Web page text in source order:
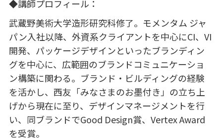
◆講師プロフィール：
武蔵野美術大学造形研究科修了。モメンタム ジャ
パン入社以降、外資系クライアントを中心にCI、 VI
開発、パッケージデザインといったブランディン
グを中心に、広範囲のブランドコミュニケーショ
ン構築に関わる。ブランド・ビルディングの経験
を活かし、西友「みなさまのお墨付き」の立ち上
げから現在に至り、デザインマネージメントを行
い、同ブランドでGood Design賞、 Vertex Award
を受賞。